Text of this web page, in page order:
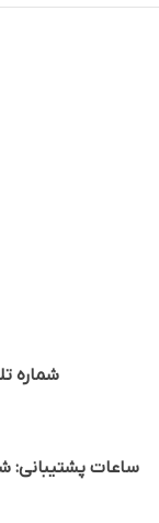
شماره
ساعات پشتیبانی: